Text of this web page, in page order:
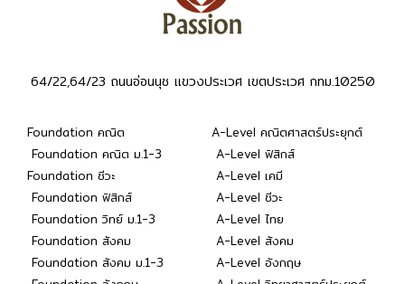
64/22,64/23 ถนนอ่อนนุช แขวงประเวศ เขตประเวศ กทม.10250
Foundation คณิต
Foundation คณิต ม.1-3
Foundation ชีวะ
Foundation ฟิสิกส์
Foundation วิทย์ ม.1-3
Foundation สังคม
Foundation สังคม ม.1-3
A-Level คณิตศาสตร์ประยุกต์
A-Level ฟิสิกส์
A-Level เคมี
A-Level ชีวะ
A-Level ไทย
A-Level สังคม
A-Level อังกฤษ